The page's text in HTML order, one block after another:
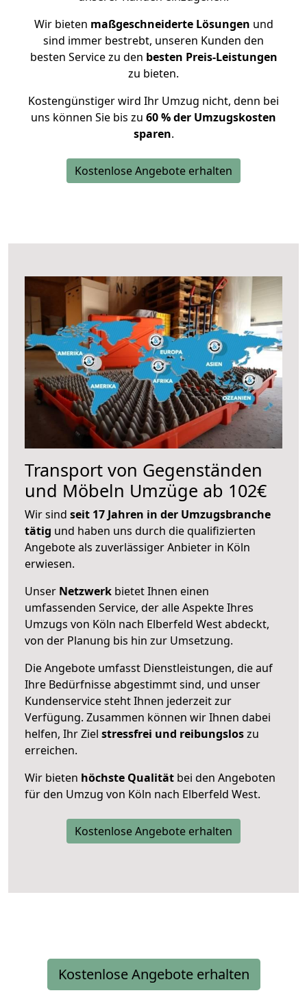
Wir bieten maßgeschneiderte Lösungen und
sind immer bestrebt, unseren Kunden den
besten Service zu den besten Preis-Leistungen
zu bieten.
Kostengünstiger wird Ihr Umzug nicht, denn bei
uns können Sie bis zu 60 % der Umzugskosten
sparen.
Kostenlose Angebote erhalten
Transport von Gegenständen
und Möbeln Umzüge ab 102€
Wir sind seit 17 Jahren in der Umzugsbranche
tätig und haben uns durch die qualifizierten
Angebote als zuverlässiger Anbieter in Köln
erwiesen.
Unser Netzwerk bietet Ihnen einen
umfassenden Service, der alle Aspekte Ihres
Umzugs von Köln nach Elberfeld West abdeckt,
von der Planung bis hin zur Umsetzung.
Die Angebote umfasst Dienstleistungen, die auf
Ihre Bedürfnisse abgestimmt sind, und unser
Kundenservice steht Ihnen jederzeit zur
Verfügung. Zusammen können wir Ihnen dabei
helfen, Ihr Ziel stressfrei und reibungsloszu
erreichen.
Wir bieten höchste Qualität bei den Angeboten
für den Umzug von Köln nach Elberfeld West.
Kostenlose Angebote erhalten
Kostenlose Angebote erhalten